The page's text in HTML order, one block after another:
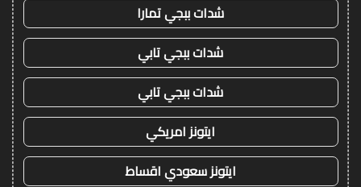
شدات ببجي تمارا
شدات ببجي تابي
شدات ببجي تابي
ايتونز امريكي
ايتونز سعودي اقساط